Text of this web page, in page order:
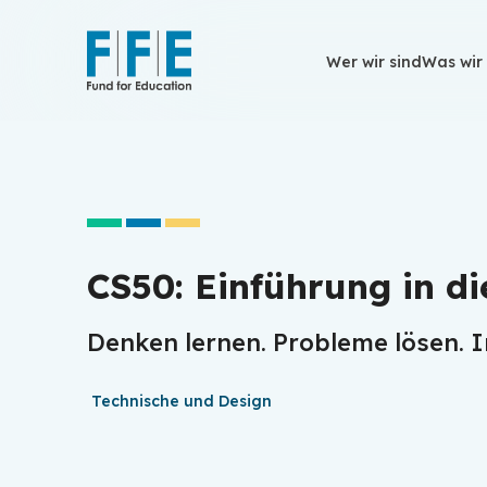
Wer wir sindWas wir
Wer wir sindWas wir
CS50: Einführung in
Denken lernen. Probleme lösen.
Technische und Design